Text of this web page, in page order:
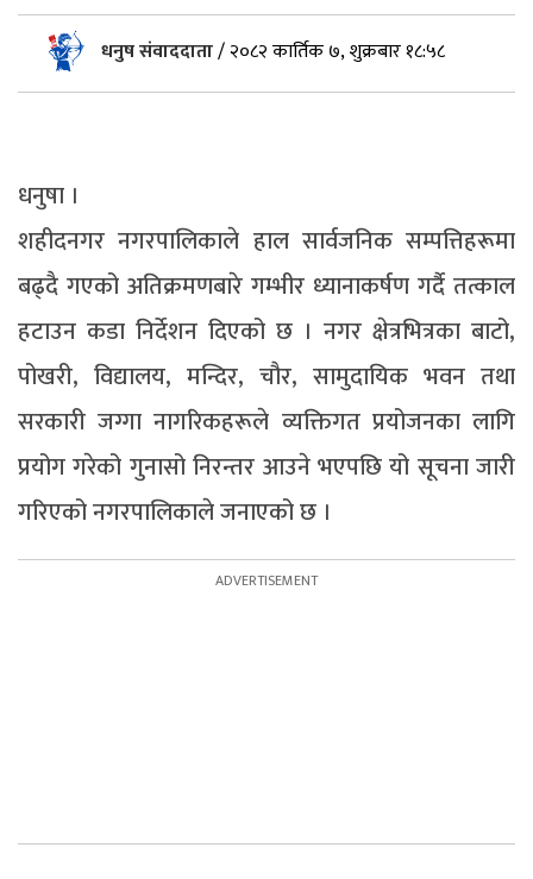
धनुष संवाददाता/२०८२ कार्तिक ७, शुक्रबार १८:५८
धनुषा ।
शहीदनगर नगरपालिकाले हाल सार्वजनिक सम्पत्तिहरूमा
बढ्दै गएको अतिक्रमणबारे गम्भीर ध्यानाकर्षण गर्दै तत्काल
हटाउन कडा निर्देशन दिएको छ । नगर क्षेत्रभित्रका बाटो,
पोखरी, विद्यालय, मन्दिर, चौर, सामुदायिक भवन तथा
सरकारी जग्गा नागरिकहरूले व्यक्तिगत प्रयोजनका लागि
प्रयोग गरेको गुनासो निरन्तर आउने भएपछि यो सूचना जारी
गरिएको नगरपालिकाले जनाएको छ ।